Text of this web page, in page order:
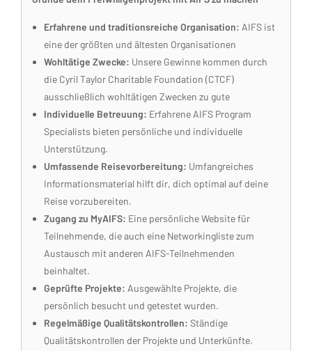
Erfahrene und traditionsreiche Organisation: AIFS ist
eine der größten und ältesten Organisationen
Wohltätige Zwecke: Unsere Gewinne kommen durch
die Cyril Taylor Charitable Foundation (CTCF)
ausschließlich wohltätigen Zwecken zu gute
Individuelle Betreuung: Erfahrene AIFS Program
Specialists bieten persönliche und individuelle
Unterstützung.
Umfassende Reisevorbereitung: Umfangreiches
Informationsmaterial hilft dir, dich optimal auf deine
Reise vorzubereiten.
Zugang zu MyAIFS: Eine persönliche Website für
Teilnehmende, die auch eine Networkingliste zum
Austausch mit anderen AIFS-Teilnehmenden
beinhaltet.
Geprüfte Projekte: Ausgewählte Projekte, die
persönlich besucht und getestet wurden.
Regelmäßige Qualitätskontrollen: Ständige
Qualitätskontrollen der Projekte und Unterkünfte.